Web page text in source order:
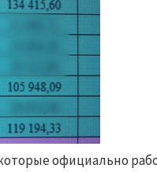
официально